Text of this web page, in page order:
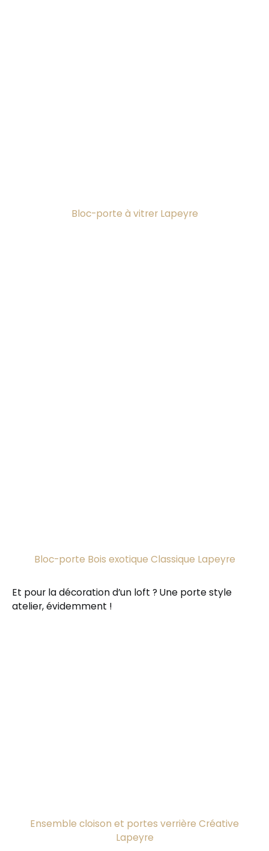
Bloc-porte à vitrer Lapeyre
Bloc-porte Bois exotique Classique Lapeyre
Et pour la décoration d’un loft ? Une porte style
atelier, évidemment !
Ensemble cloison et portes verrière Créative
Lapeyre